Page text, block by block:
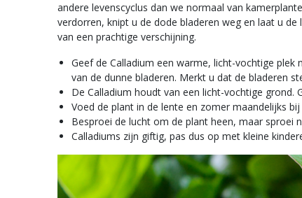
andere levenscyclus dan we normaal van
verdorren, knipt u de dode bladeren weg en laat u
van een prachtige verschijning.
Geef de Calladium een warme, licht-vochtige
van de dunne bladeren. Merkt u dat de bladeren
De Calladium houdt van een licht-vochtige grond.
Voed de plant in de lente en zomer maandelijks
Besproei de lucht om de plant heen, maar sproei
Calladiums zijn giftig, pas dus op met kleine